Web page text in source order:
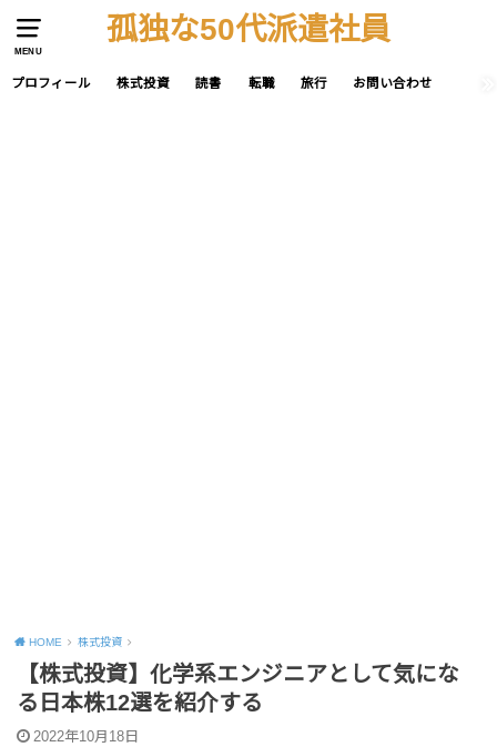
MENU
孤独な50代派遣社員
プロフィール 株式投資 読書 転職 旅行 お問い合わせ
HOME 株式投資
【株式投資】化学系エンジニアとして気にな
る日本株12選を紹介する
2022年10月18日